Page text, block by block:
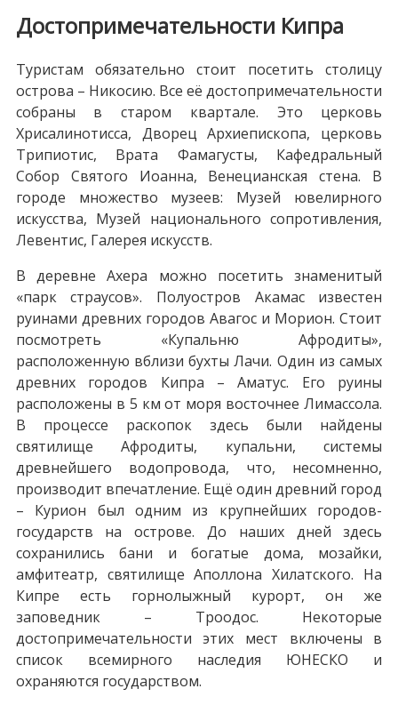
Достопримечательности Кипра
Туристам обязательно стоит посетить столицу
острова – Никосию. Все её достопримечательности
собраны в старом квартале. Это церковь
Хрисалинотисса, Дворец Архиепископа, церковь
Трипиотис, Врата Фамагусты, Кафедральный
Собор Святого Иоанна, Венецианская стена. В
городе множество музеев: Музей ювелирного
искусства, Музей национального сопротивления,
Левентис, Галерея искусств.
В деревне Ахера можно посетить знаменитый
«парк страусов». Полуостров Акамас известен
руинами древних городов Авагос и Морион. Стоит
посмотреть «Купальню Афродиты»,
расположенную вблизи бухты Лачи. Один из самых
древних городов Кипра – Аматус. Его руины
расположены в 5 км от моря восточнее Лимассола.
В процессе раскопок здесь были найдены
святилище Афродиты, купальни, системы
древнейшего водопровода, что, несомненно,
производит впечатление. Ещё один древний город
– Курион был одним из крупнейших городов-
государств на острове. До наших дней здесь
сохранились бани и богатые дома, мозайки,
амфитеатр, святилище Аполлона Хилатского. На
Кипре есть горнолыжный курорт, он же
заповедник – Троодос. Некоторые
достопримечательности этих мест включены в
список всемирного наследия ЮНЕСКО и
охраняются государством.